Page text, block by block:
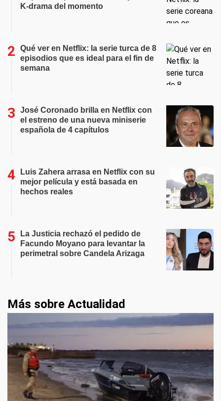
K-drama del momento
Qué ver en Netflix: la serie turca de 8
episodios que es ideal para el fin de
semana
José Coronado brilla en Netflix con
el estreno de una nueva miniserie
española de 4 capítulos
Luis Zahera arrasa en Netflix con su
mejor película y está basada en
hechos reales
La Justicia rechazó el pedido de
Facundo Moyano para levantar la
perimetral sobre Candela Arizaga
Más sobre Actualidad